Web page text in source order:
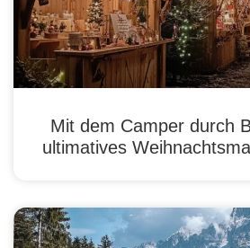
Mit dem Camper durch
ultimatives